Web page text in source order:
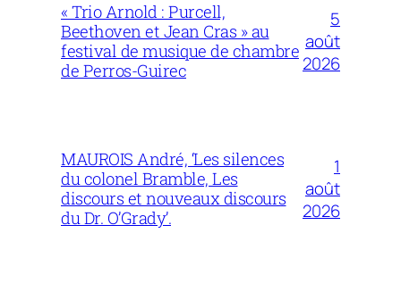
« Trio Arnold : Purcell,
Beethoven et Jean Cras » au
festival de musique de chambre
de Perros-Guirec
5
août
2026
MAUROIS André, ‘Les silences
du colonel Bramble, Les
discours et nouveaux discours
du Dr. O’Grady’.
1
août
2026